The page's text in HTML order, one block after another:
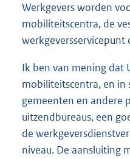
Werkgevers worden
mobiliteitscentra, de
Ik ben van mening dat
mobiliteitscentra, en
gemeenten en andere
uitzendbureaus, een
de
niveau. De aansluiting